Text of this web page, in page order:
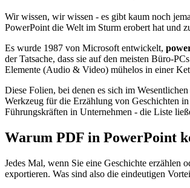
Wir wissen, wir wissen - es gibt kaum noch
PowerPoint die Welt im Sturm erobert hat und
Es wurde 1987 von Microsoft entwickelt,
der Tatsache, dass sie auf den meisten Büro-
Elemente (Audio & Video) mühelos in einer
Diese Folien, bei denen es sich im
Werkzeug für die Erzählung von Geschichten
Führungskräften in Unternehmen - die Liste
Warum PDF in PowerPoint
Jedes Mal, wenn Sie eine Geschichte erzählen
exportieren. Was sind also die eindeutigen